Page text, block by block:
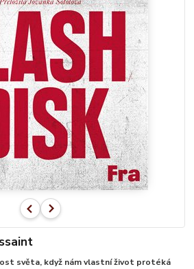
světa, když nám vlastní život protéká